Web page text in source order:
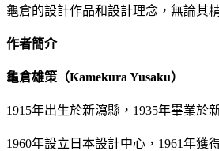
龜倉的設計作品和設計理念，無論其
作者簡介
龜倉雄策（Kamekura Yusaku）
1915年出生於新瀉縣，1935年畢業於
1960年設立日本設計中心，1961年